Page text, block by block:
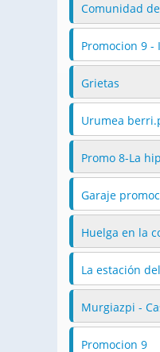
Comunidad
Promocion 9
Grietas
Urumea
Promo 8-La
Garaje
Huelga en la
La estación
Murgiazpi -
Promocion 9